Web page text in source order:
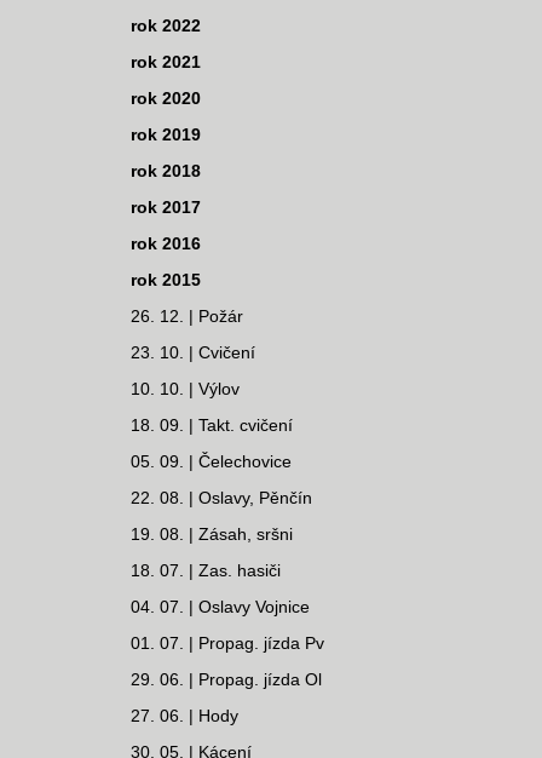
rok 2022
rok 2021
rok 2020
rok 2019
rok 2018
rok 2017
rok 2016
rok 2015
26. 12. | Požár
23. 10. | Cvičení
10. 10. | Výlov
18. 09. | Takt. cvičení
05. 09. | Čelechovice
22. 08. | Oslavy, Pěnčín
19. 08. | Zásah, sršni
18. 07. | Zas. hasiči
04. 07. | Oslavy Vojnice
01. 07. | Propag. jízda Pv
29. 06. | Propag. jízda Ol
27. 06. | Hody
30. 05. | Kácení